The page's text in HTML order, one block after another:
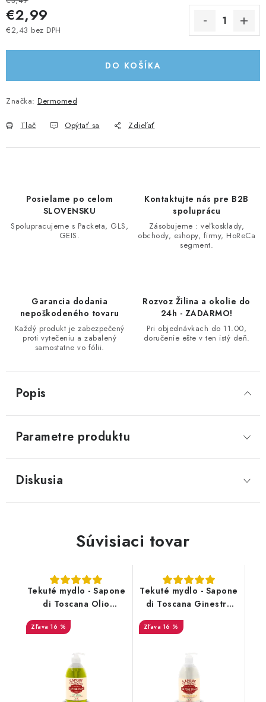
€2,99
€2,43 bez DPH
DO KOŠÍKA
Značka: Dermomed
Tlač Opýtať sa Zdieľať
Posielame po celom
SLOVENSKU
Spolupracujeme s Packeta, GLS,
GEIS.
Kontaktujte nás pre B2B
spoluprácu
Zásobujeme : veľkosklady,
obchody, eshopy, firmy, HoReCa
segment.
Garancia dodania
nepoškodeného tovaru
Každý produkt je zabezpečený
proti vytečeniu a zabalený
samostatne vo fólii.
Rozvoz Žilina a okolie do
24h - ZADARMO!
Pri objednávkach do 11.00,
doručenie ešte v ten istý deň.
Popis
Parametre produktu
Diskusia
Súvisiaci tovar
Tekuté mydlo - Sapone
di Toscana Olio
D'Oliva - 500ml
16 %
Tekuté mydlo - Sapone
di Toscana Ginestra
Odorosa - 500ml
16 %